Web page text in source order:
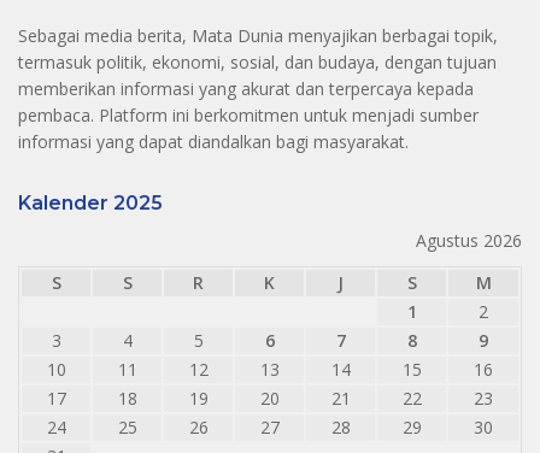
Sebagai media berita, Mata Dunia menyajikan berbagai topik,
termasuk politik, ekonomi, sosial, dan budaya, dengan tujuan
memberikan informasi yang akurat dan terpercaya kepada
pembaca. Platform ini berkomitmen untuk menjadi sumber
informasi yang dapat diandalkan bagi masyarakat.
Kalender 2025
Agustus 2026
S
S R K J S
M
1
2
3
4 5 6 7 8
9
10
11 12 13 14 15
16
17
18 19 20 21 22
23
24
25 26 27 28 29
30